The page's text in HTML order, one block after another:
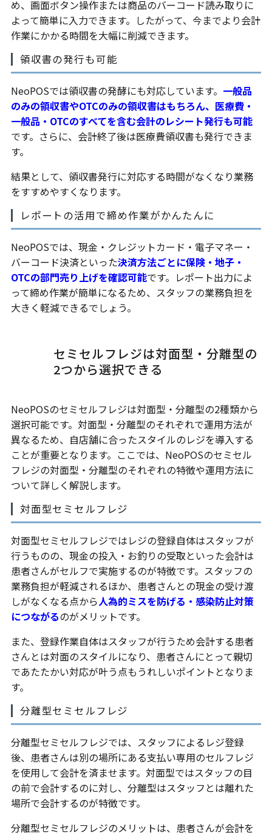
め、画面ボタン操作または商品のバーコード読み取りに
よって簡単に入力できます。したがって、今までより会計
作業にかかる時間を大幅に削減できます。
領収書の発行も可能
NeoPOSでは領収書の発酵にも対応しています。 一般品
のみの領収書やOTCのみの領収書はもちろん、医療費・
一般品・OTCのすべてを含む会計のレシート発行も可能
です。さらに、会計終了後は医療費領収書も発行できま
す。
結果として、領収書発行に対応する時間がなくなり業務
をすすめやすくなります。
レポートの活用で締め作業がかんたんに
NeoPOSでは、現金・クレジットカード・電子マネー・
バーコード決済といった決済方法ごとに保険・地子・
OTCの部門売り上げを確認可能です。レポート出力によ
って締め作業が簡単になるため、スタッフの業務負担を
大きく軽減できるでしょう。
セミセルフレジは対面型・分離型の
2つから選択できる
NeoPOSのセミセルフレジは対面型・分離型の2種類から
選択可能です。対面型・分離型のそれぞれで運用方法が
異なるため、自店舗に合ったスタイルのレジを導入する
ことが重要となります。ここでは、NeoPOSのセミセル
フレジの対面型・分離型のそれぞれの特徴や運用方法に
ついて詳しく解説します。
対面型セミセルフレジ
対面型セミセルフレジではレジの登録自体はスタッフが
行うものの、現金の投入・お釣りの受取といった会計は
患者さんがセルフで実施するのが特徴です。スタッフの
業務負担が軽減されるほか、患者さんとの現金の受け渡
しがなくなる点から人為的ミスを防げる・感染防止対策
につながるのがメリットです。
また、登録作業自体はスタッフが行うため会計する患者
さんとは対面のスタイルになり、患者さんにとって親切
であたたかい対応が叶う点もうれしいポイントとなりま
す。
分離型セミセルフレジ
分離型セミセルフレジでは、スタッフによるレジ登録
後、患者さんは別の場所にある支払い専用のセルフレジ
を使用して会計を済ませます。対面型ではスタッフの目
の前で会計するのに対し、分離型はスタッフとは離れた
場所で会計するのが特徴です。
分離型セミセルフレジのメリットは、患者さんが会計を